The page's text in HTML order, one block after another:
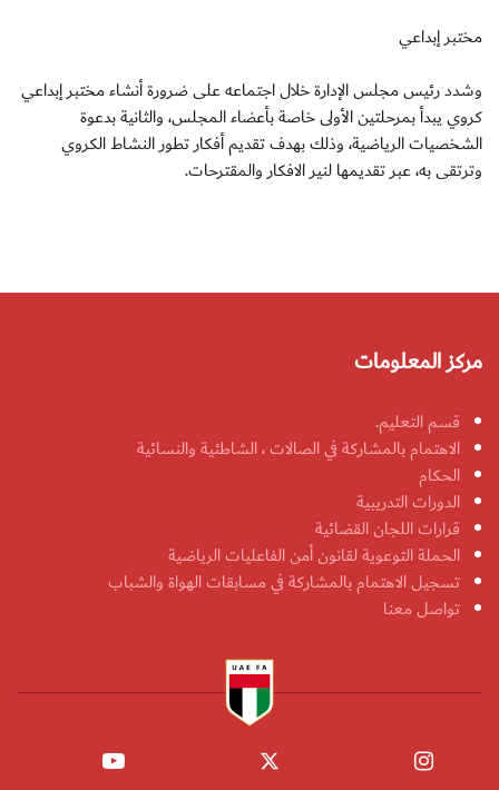
مختبر إبداعي
وشدد رئيس مجلس الإدارة خلال اجتماعه على ضرورة أنشاء مختبر إبداعي
كروي يبدأ بمرحلتين الأولى خاصة بأعضاء المجلس، والثانية بدعوة
الشخصيات الرياضية، وذلك بهدف تقديم أفكار تطور النشاط الكروي
وترتقى به، عبر تقديمها لنير الافكار والمقترحات.
مركز المعلومات
قسم التعليم.
الاهتمام بالمشاركة في الصالات ، الشاطئية والنسائية
الحكام
الدورات التدريبية
قرارات اللجان القضائية
الحملة التوعوية لقانون أمن الفاعليات الرياضية
تسجيل الاهتمام بالمشاركة في مسابقات الهواة والشباب
تواصل معنا